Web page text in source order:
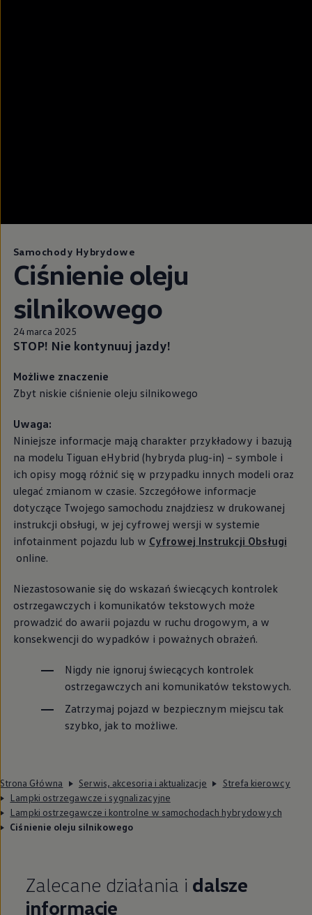
Samochody Hybrydowe
Ciśnienie oleju
silnikowego
24 marca 2025
STOP! Nie kontynuuj jazdy!
Możliwe znaczenie
Zbyt niskie ciśnienie oleju silnikowego
Uwaga:
Niniejsze informacje mają charakter przykładowy i bazują
na modelu Tiguan eHybrid (hybryda plug-in) – symbole i
ich opisy mogą różnić się w przypadku innych modeli oraz
ulegać zmianom w czasie. Szczegółowe informacje
dotyczące Twojego samochodu znajdziesz w drukowanej
instrukcji obsługi, w jej cyfrowej wersji w systemie
infotainment pojazdu lub w Cyfrowej Instrukcji Obsługi
online.
Niezastosowanie się do wskazań świecących kontrolek
ostrzegawczych i komunikatów tekstowych może
prowadzić do awarii pojazdu w ruchu drogowym, a w
konsekwencji do wypadków i poważnych obrażeń.
Nigdy nie ignoruj świecących kontrolek
ostrzegawczych ani komunikatów tekstowych.
Zatrzymaj pojazd w bezpiecznym miejscu tak
szybko, jak to możliwe.
Strona Główna Serwis, akcesoria i aktualizacje
Strefa kierowcy
Lampki ostrzegawcze i sygnalizacyjne
Lampki ostrzegawcze i kontrolne w samochodach hybrydowych
Ciśnienie oleju silnikowego
Zalecane działania i dalsze
informacje